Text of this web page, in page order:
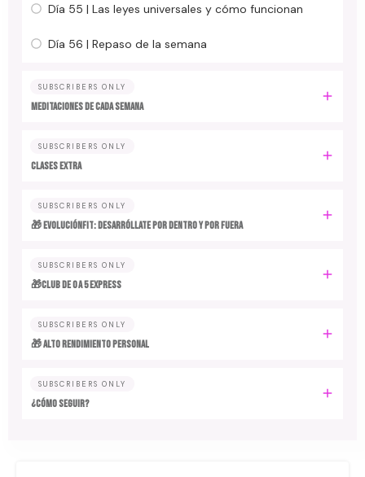
Día 55 | Las leyes universales y cómo funcionan
Día 56 | Repaso de la semana
SUBSCRIBERS ONLY
MEDITACIONES DE CADA SEMANA
SUBSCRIBERS ONLY
CLASES EXTRA
SUBSCRIBERS ONLY
🎁 EvoluciónFit: desarróllate por dentro y por fuera
SUBSCRIBERS ONLY
🎁Club de 0 a 5 EXPRESS
SUBSCRIBERS ONLY
🎁 ALTO RENDIMIENTO PERSONAL
SUBSCRIBERS ONLY
¿CÓMO SEGUIR?